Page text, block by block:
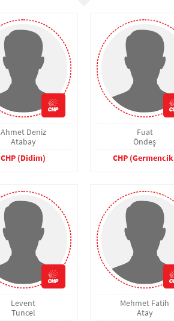
Ahmet Deniz
Atabay
CHP (Didim)
Fuat
Öndeş
CHP
Levent
Tuncel
Mehmet Fatih
Atay